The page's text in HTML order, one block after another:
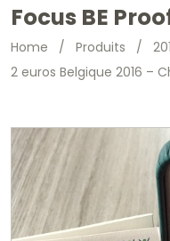
Focus BE
Home / Produits /
2 euros Belgique 2016 –